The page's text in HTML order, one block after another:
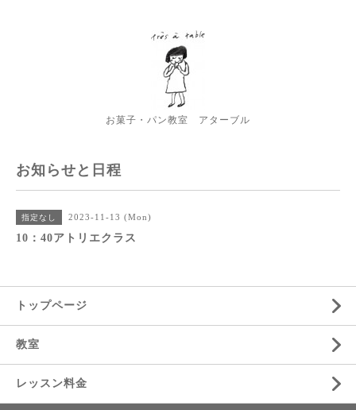
お菓子・パン教室 アターブル
お知らせと日程
指定なし 2023-11-13 (Mon)
10：40アトリエクラス
トップページ
教室
レッスン料金